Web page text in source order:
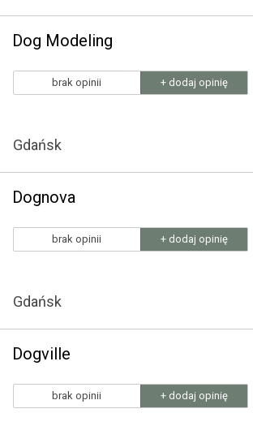
Dog Modeling
brak opinii + dodaj opinię
Gdańsk
Dognova
brak opinii + dodaj opinię
Gdańsk
Dogville
brak opinii + dodaj opinię